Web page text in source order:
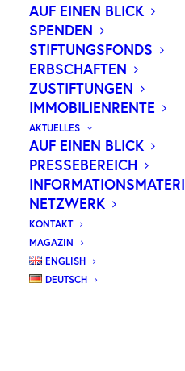
AUF EINEN BLICK
SPENDEN
STIFTUNGSFONDS
ERBSCHAFTEN
ZUSTIFTUNGEN
IMMOBILIENRENTE
AKTUELLES
AUF EINEN BLICK
PRESSEBEREICH
NETZWERK
KONTAKT
MAGAZIN
ENGLISH
DEUTSCH
WILHELM ein eigenes
künftig einmal jährlich
macht die
Bestehen der Stiftung.
DOWNLOAD ARTIKEL